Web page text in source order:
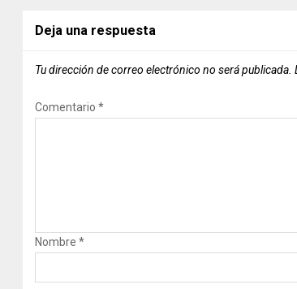
Deja una respuesta
Tu dirección de correo electrónico no será publicada.
Comentario*
Nombre*